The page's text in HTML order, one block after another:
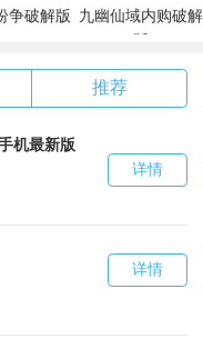
争破解版
九幽仙域内购破解
推荐
机最新版
详情
详情